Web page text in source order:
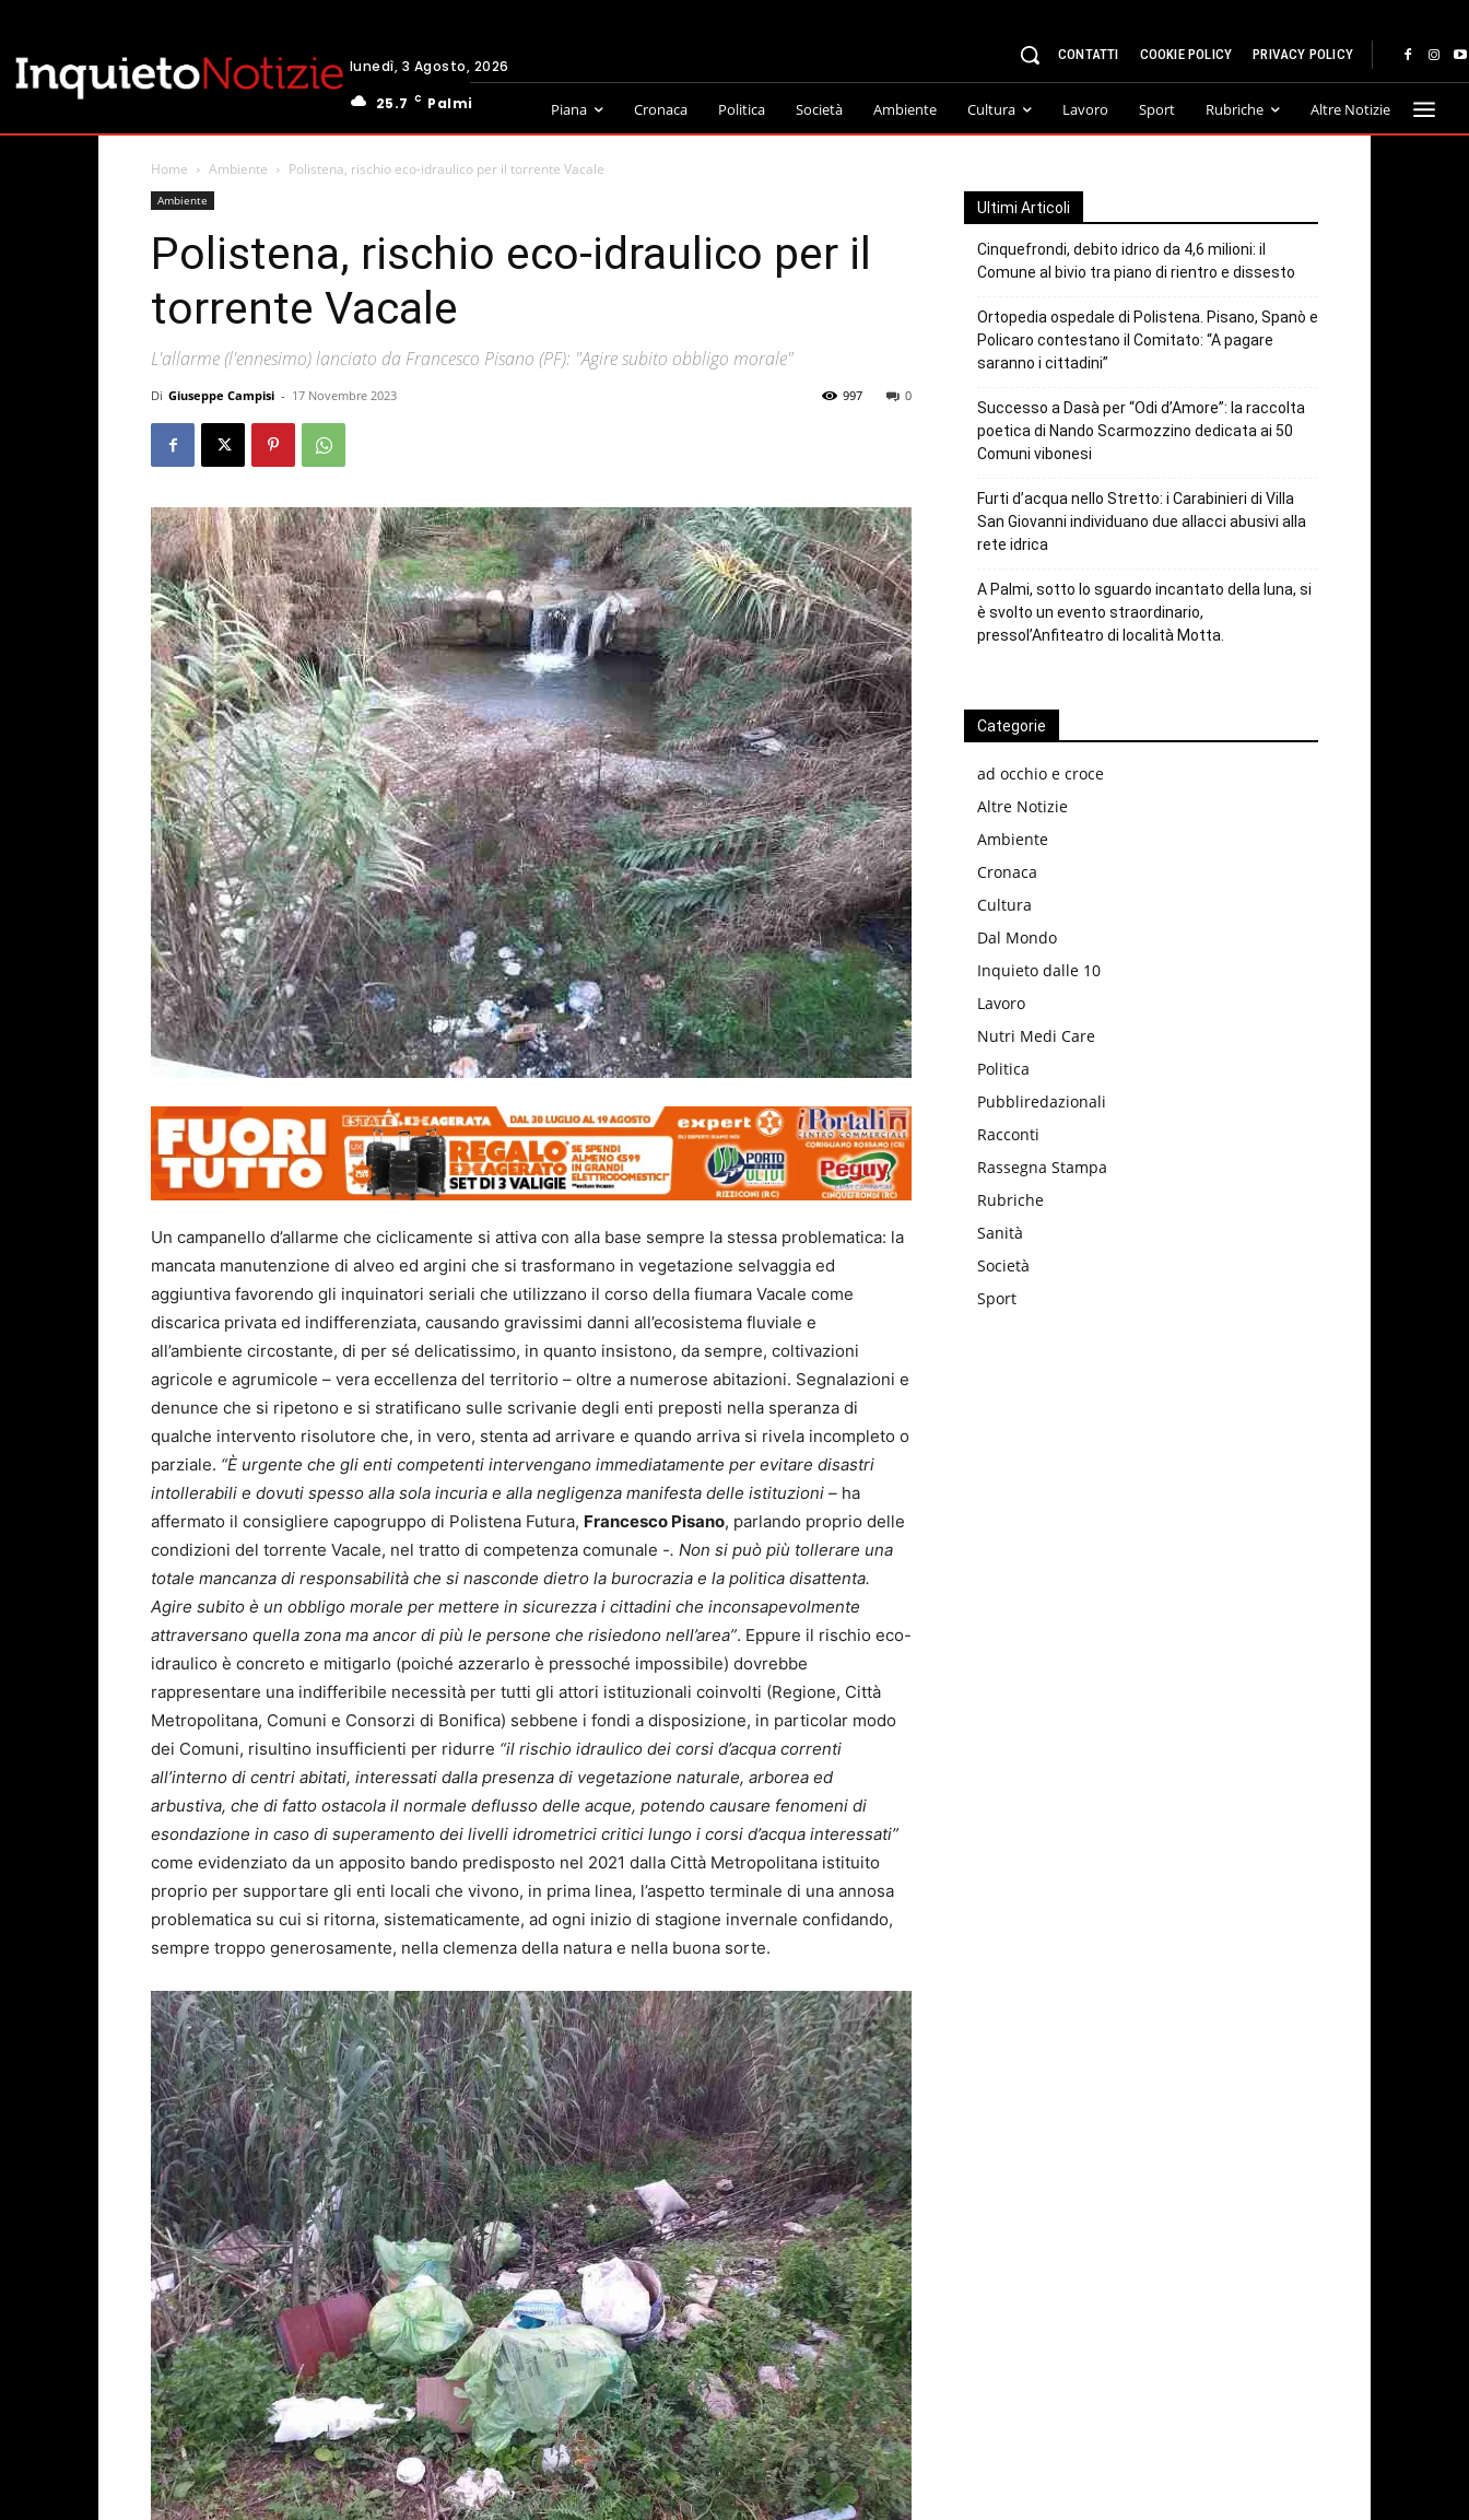
lunedì, 3 Agosto, 2026
25.7
C Palmi
CONTATTI COOKIE POLICY PRIVACY POLICY
Piana Cronaca Politica Società Ambiente Cultura Lavoro Sport Rubriche Altre Notizie
Home Ambiente Polistena, rischio eco-idraulico per il torrente Vacale
Ambiente
Polistena, rischio eco-idraulico per il
torrente Vacale
L'allarme (l'ennesimo) lanciato da Francesco Pisano (PF): "Agire subito obbligo morale"
Di Giuseppe Campisi - 17 Novembre 2023 0
997
Un campanello d’allarme che ciclicamente si attiva con alla base sempre la stessa problematica: la
mancata manutenzione di alveo ed argini che si trasformano in vegetazione selvaggia ed
aggiuntiva favorendo gli inquinatori seriali che utilizzano il corso della fiumara Vacale come
discarica privata ed indifferenziata, causando gravissimi danni all’ecosistema fluviale e
all’ambiente circostante, di per sé delicatissimo, in quanto insistono, da sempre, coltivazioni
agricole e agrumicole – vera eccellenza del territorio – oltre a numerose abitazioni. Segnalazioni e
denunce che si ripetono e si stratificano sulle scrivanie degli enti preposti nella speranza di
qualche intervento risolutore che, in vero, stenta ad arrivare e quando arriva si rivela incompleto o
parziale. “È urgente che gli enti competenti intervengano immediatamente per evitare disastri
intollerabili e dovuti spesso alla sola incuria e alla negligenza manifesta delle istituzioni – ha
affermato il consigliere capogruppo di Polistena Futura, Francesco Pisano, parlando proprio delle
condizioni del torrente Vacale, nel tratto di competenza comunale -. Non si può più tollerare una
totale mancanza di responsabilità che si nasconde dietro la burocrazia e la politica disattenta.
Agire subito è un obbligo morale per mettere in sicurezza i cittadini che inconsapevolmente
attraversano quella zona ma ancor di più le persone che risiedono nell’area”. Eppure il rischio eco-
idraulico è concreto e mitigarlo (poiché azzerarlo è pressoché impossibile) dovrebbe
rappresentare una indifferibile necessità per tutti gli attori istituzionali coinvolti (Regione, Città
Metropolitana, Comuni e Consorzi di Bonifica) sebbene i fondi a disposizione, in particolar modo
dei Comuni, risultino insufficienti per ridurre “il rischio idraulico dei corsi d’acqua correnti
all’interno di centri abitati, interessati dalla presenza di vegetazione naturale, arborea ed
arbustiva, che di fatto ostacola il normale deflusso delle acque, potendo causare fenomeni di
esondazione in caso di superamento dei livelli idrometrici critici lungo i corsi d’acqua interessati”
come evidenziato da un apposito bando predisposto nel 2021 dalla Città Metropolitana istituito
proprio per supportare gli enti locali che vivono, in prima linea, l’aspetto terminale di una annosa
problematica su cui si ritorna, sistematicamente, ad ogni inizio di stagione invernale confidando,
sempre troppo generosamente, nella clemenza della natura e nella buona sorte.
Ultimi Articoli
Cinquefrondi, debito idrico da 4,6 milioni: il
Comune al bivio tra piano di rientro e dissesto
Ortopedia ospedale di Polistena. Pisano, Spanò e
Policaro contestano il Comitato: “A pagare
saranno i cittadini”
Successo a Dasà per “Odi d’Amore”: la raccolta
poetica di Nando Scarmozzino dedicata ai 50
Comuni vibonesi
Furti d’acqua nello Stretto: i Carabinieri di Villa
San Giovanni individuano due allacci abusivi alla
rete idrica
A Palmi, sotto lo sguardo incantato della luna, si
è svolto un evento straordinario,
pressol’Anfiteatro di località Motta.
Categorie
ad occhio e croce
Altre Notizie
Ambiente
Cronaca
Cultura
Dal Mondo
Inquieto dalle 10
Lavoro
Nutri Medi Care
Politica
Pubbliredazionali
Racconti
Rassegna Stampa
Rubriche
Sanità
Società
Sport